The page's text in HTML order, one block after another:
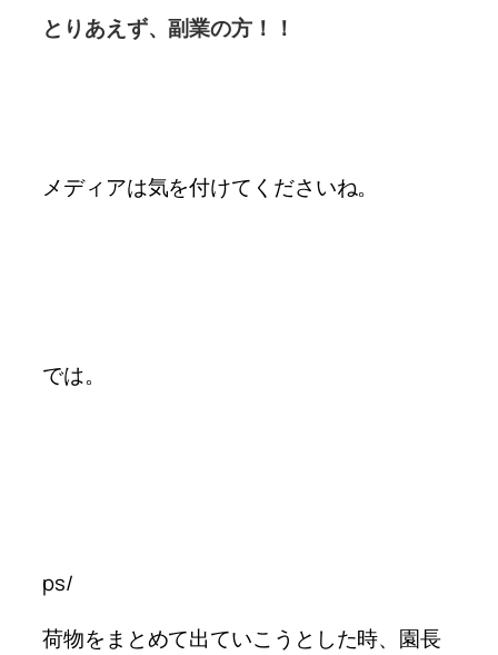
とりあえず、副業の方！！
メディアは気を付けてくださいね。
では。
ps/
荷物をまとめて出ていこうとした時、 園長